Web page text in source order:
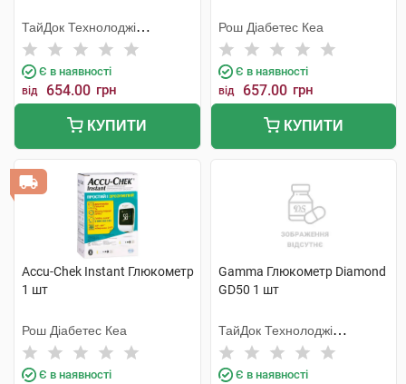
ТайДок Технолоджі
Корпорейшн
Є в наявності
від 654.00 грн
КУПИТИ
Рош Діабетес Кеа
Є в наявності
від 657.00 грн
КУПИТИ
Accu-Chek Instant Глюкометр
1 шт
Рош Діабетес Кеа
Є в наявності
Gamma Глюкометр Diamond
GD50 1 шт
ТайДок Технолоджі
Корпорейшн
Є в наявності